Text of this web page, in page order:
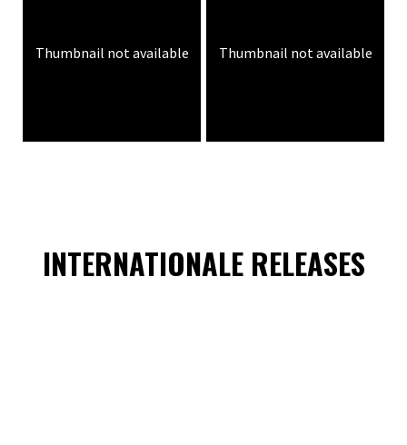
Thumbnail not available Thumbnail not available
INTERNATIONALE RELEASES